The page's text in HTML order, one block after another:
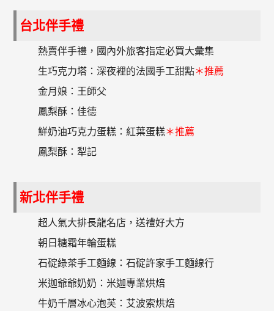
台北伴手禮
熱賣伴手禮，國內外旅客指定必買大彙集
生巧克力塔：深夜裡的法國手工甜點＊推薦
金月娘：王師父
鳳梨酥：佳德
鮮奶油巧克力蛋糕：紅葉蛋糕＊推薦
鳳梨酥：犁記
新北伴手禮
超人氣大排長龍名店，送禮好大方
朝日糖霜年輪蛋糕
石碇綠茶手工麵線：石碇許家手工麵線行
米迦爺爺奶奶：米迦專業烘焙
牛奶千層冰心泡芙：艾波索烘焙